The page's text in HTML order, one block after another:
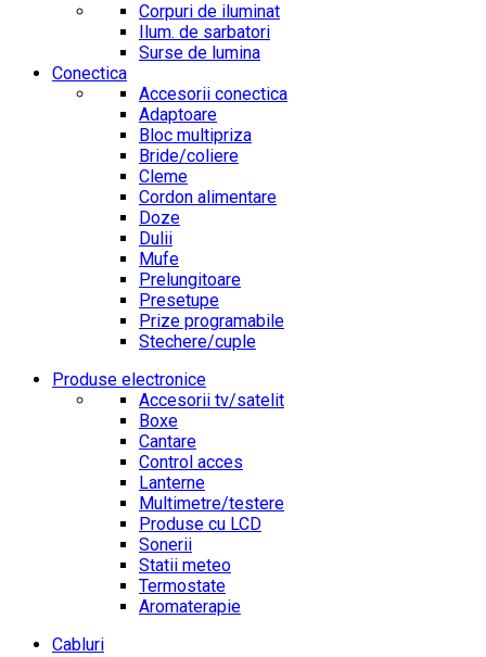
Corpuri de iluminat
Ilum. de sarbatori
Surse de lumina
Conectica
Accesorii conectica
Adaptoare
Bloc multipriza
Bride/coliere
Cleme
Cordon alimentare
Doze
Dulii
Mufe
Prelungitoare
Presetupe
Prize programabile
Stechere/cuple
Produse electronice
Accesorii tv/satelit
Boxe
Cantare
Control acces
Lanterne
Multimetre/testere
Produse cu LCD
Sonerii
Statii meteo
Termostate
Aromaterapie
Cabluri